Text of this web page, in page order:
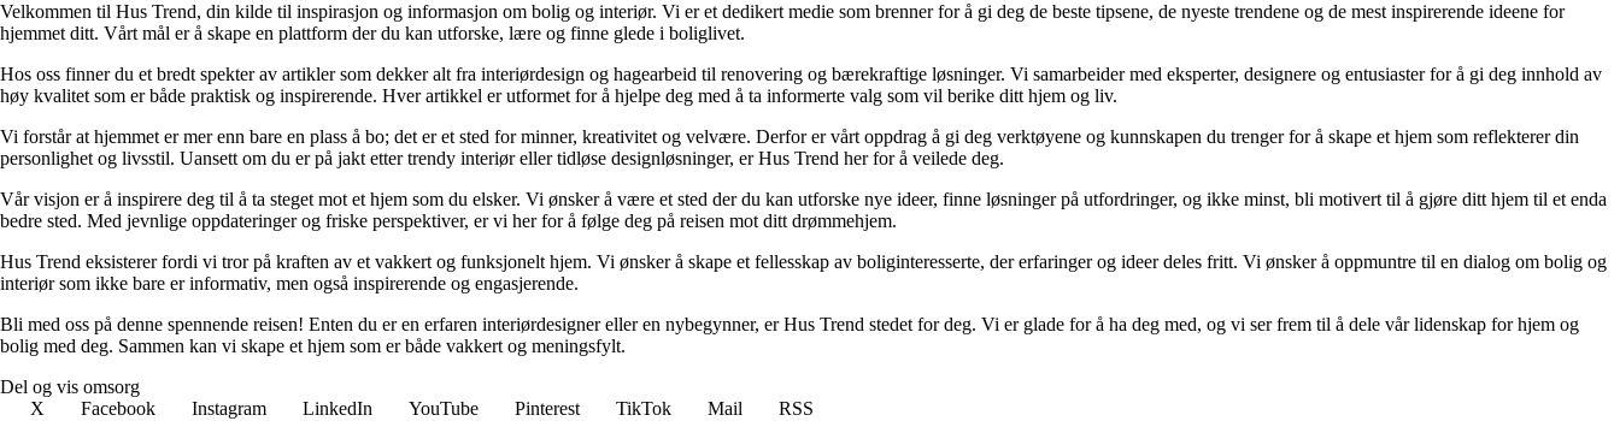
Velkommen til Hus Trend, din kilde til inspirasjon og informasjon om bolig og interiør. Vi er et dedikert medie som brenner for å gi deg de beste tipsene, de nyeste trendene og de mest inspirerende ideene for
hjemmet ditt. Vårt mål er å skape en plattform der du kan utforske, lære og finne glede i boliglivet.
Hos oss finner du et bredt spekter av artikler som dekker alt fra interiørdesign og hagearbeid til renovering og bærekraftige løsninger. Vi samarbeider med eksperter, designere og entusiaster for å gi deg innhold av
høy kvalitet som er både praktisk og inspirerende. Hver artikkel er utformet for å hjelpe deg med å ta informerte valg som vil berike ditt hjem og liv.
Vi forstår at hjemmet er mer enn bare en plass å bo; det er et sted for minner, kreativitet og velvære. Derfor er vårt oppdrag å gi deg verktøyene og kunnskapen du trenger for å skape et hjem som reflekterer din
personlighet og livsstil. Uansett om du er på jakt etter trendy interiør eller tidløse designløsninger, er Hus Trend her for å veilede deg.
Vår visjon er å inspirere deg til å ta steget mot et hjem som du elsker. Vi ønsker å være et sted der du kan utforske nye ideer, finne løsninger på utfordringer, og ikke minst, bli motivert til å gjøre ditt hjem til et enda
bedre sted. Med jevnlige oppdateringer og friske perspektiver, er vi her for å følge deg på reisen mot ditt drømmehjem.
Hus Trend eksisterer fordi vi tror på kraften av et vakkert og funksjonelt hjem. Vi ønsker å skape et fellesskap av boliginteresserte, der erfaringer og ideer deles fritt. Vi ønsker å oppmuntre til en dialog om bolig og
interiør som ikke bare er informativ, men også inspirerende og engasjerende.
Bli med oss på denne spennende reisen! Enten du er en erfaren interiørdesigner eller en nybegynner, er Hus Trend stedet for deg. Vi er glade for å ha deg med, og vi ser frem til å dele vår lidenskap for hjem og
bolig med deg. Sammen kan vi skape et hjem som er både vakkert og meningsfylt.
Del og vis omsorg
X
Facebook Instagram LinkedIn YouTube Pinterest TikTok Mail
RSS